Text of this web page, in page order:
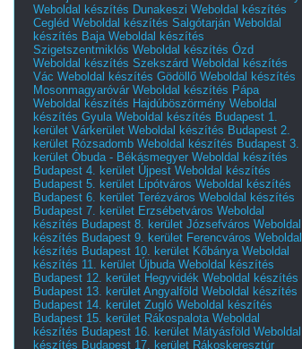
Weboldal készítés Dunakeszi Weboldal készítés
Cegléd Weboldal készítés Salgótarján Weboldal
készítés Baja Weboldal készítés
Szigetszentmiklós Weboldal készítés Ózd
Weboldal készítés Szekszárd Weboldal készítés
Vác Weboldal készítés Gödöllő Weboldal készítés
Mosonmagyaróvár Weboldal készítés Pápa
Weboldal készítés Hajdúböszörmény Weboldal
készítés Gyula Weboldal készítés Budapest 1.
kerület Várkerület Weboldal készítés Budapest 2.
kerület Rózsadomb Weboldal készítés Budapest 3.
kerület Óbuda - Békásmegyer Weboldal készítés
Budapest 4. kerület Újpest Weboldal készítés
Budapest 5. kerület Lipótváros Weboldal készítés
Budapest 6. kerület Terézváros Weboldal készítés
Budapest 7. kerület Erzsébetváros Weboldal
készítés Budapest 8. kerület Józsefváros Weboldal
készítés Budapest 9. kerület Ferencváros Weboldal
készítés Budapest 10. kerület Kőbánya Weboldal
készítés 11. kerület Újbuda Weboldal készítés
Budapest 12. kerület Hegyvidék Weboldal készítés
Budapest 13. kerület Angyalföld Weboldal készítés
Budapest 14. kerület Zugló Weboldal készítés
Budapest 15. kerület Rákospalota Weboldal
készítés Budapest 16. kerület Mátyásföld Weboldal
készítés Budapest 17. kerület Rákoskeresztúr